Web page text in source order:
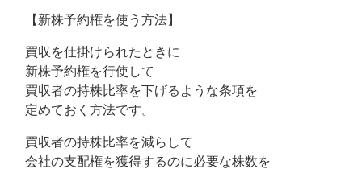
【新株予約権を使う方法】
買収を仕掛けられたときに
新株予約権を行使して
買収者の持株比率を下げるような条項を
定めておく方法です。
買収者の持株比率を減らして
会社の支配権を獲得するのに必要な株数を